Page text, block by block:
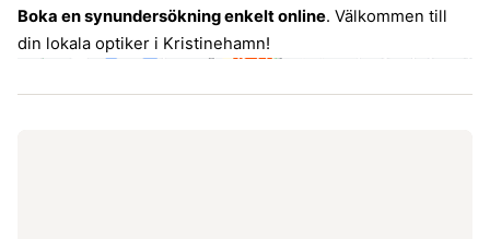
Boka en synundersökning enkelt online. Välkommen till
din lokala optiker i Kristinehamn!